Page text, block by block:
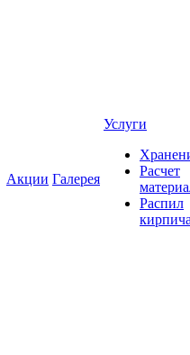
Акции Галерея
Услуги
Расчет
Распил